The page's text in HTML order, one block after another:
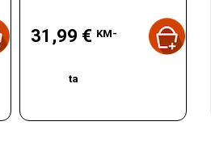
31,99 € KM-
ta